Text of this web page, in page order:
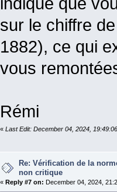
sur le chiffre
1882), ce qui
vous
Rémi
« Last Edit: December 04, 2024,
Re: Vérification de la
non critique
« Reply #7 on: December 04, 2024,